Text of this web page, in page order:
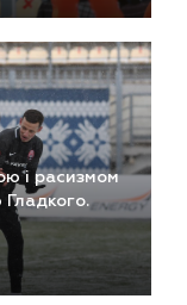
і расизмом